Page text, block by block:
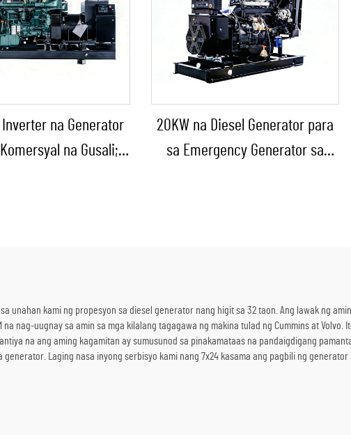
Inverter na Generator
na Gusali;
20KW na Diesel Generator para
sa Emergency Generator sa
unahan kami ng propesyon sa diesel generator nang higit sa 32 taon. Ang lawak ng
nag-uugnay sa amin sa mga kilalang tagagawa ng makina tulad ng Cummins at Volvo.
na ang aming kagamitan ay sumusunod sa pinakamataas na pandaigdigang
Laging nasa inyong serbisyo kami nang 7x24 kasama ang pagbili ng